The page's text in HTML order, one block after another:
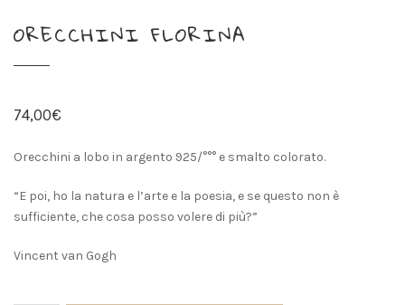
ORECCHINI FLORINA
74,00€
Orecchini a lobo in argento 925/°°° e smalto colorato.
“E poi, ho la natura e l’arte e la poesia, e se questo non è
sufficiente, che cosa posso volere di più?”
Vincent van Gogh